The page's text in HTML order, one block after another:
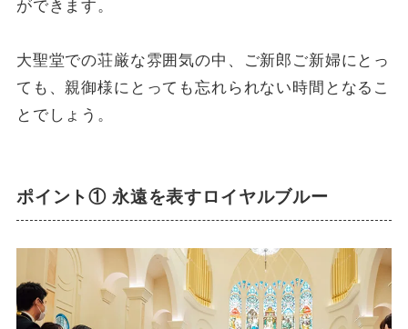
ができます。
大聖堂での荘厳な雰囲気の中、ご新郎ご新婦にとっ
ても、親御様にとっても忘れられない時間となるこ
とでしょう。
ポイント① 永遠を表すロイヤルブルー